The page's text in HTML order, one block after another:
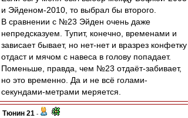
и Эйденом-2010, то выбрал бы второго.
В сравнении с №23 Эйден очень даже
непредсказуем. Тупит, конечно, временами и
зависает бывает, но нет-нет и вразрез конфетку
отдаст и мячом с навеса в голову попадает.
Поменьше, правда, чем №23 отдаёт-забивает,
но это временно. Да и не всё голами-
секундами-метрами меряется.
Тюнин 21 -